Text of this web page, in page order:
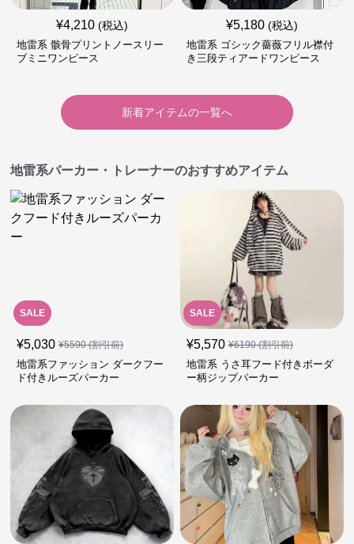
¥4,210 (税込)
地雷系 骸骨プリントノースリー
ブミニワンピース
¥5,180 (税込)
地雷系 ゴシック薔薇フリル襟付
き三段ティアードワンピース
新着アイテムの一覧へ
地雷系パーカー・トレーナーのおすすめアイテム
SALE
¥5,030 ¥5590(割引前)
地雷系ファッション ダークフー
ド付きルーズパーカー
SALE
¥5,570 ¥6190(割引前)
地雷系 うさ耳フード付きボーダ
ー柄ジップパーカー